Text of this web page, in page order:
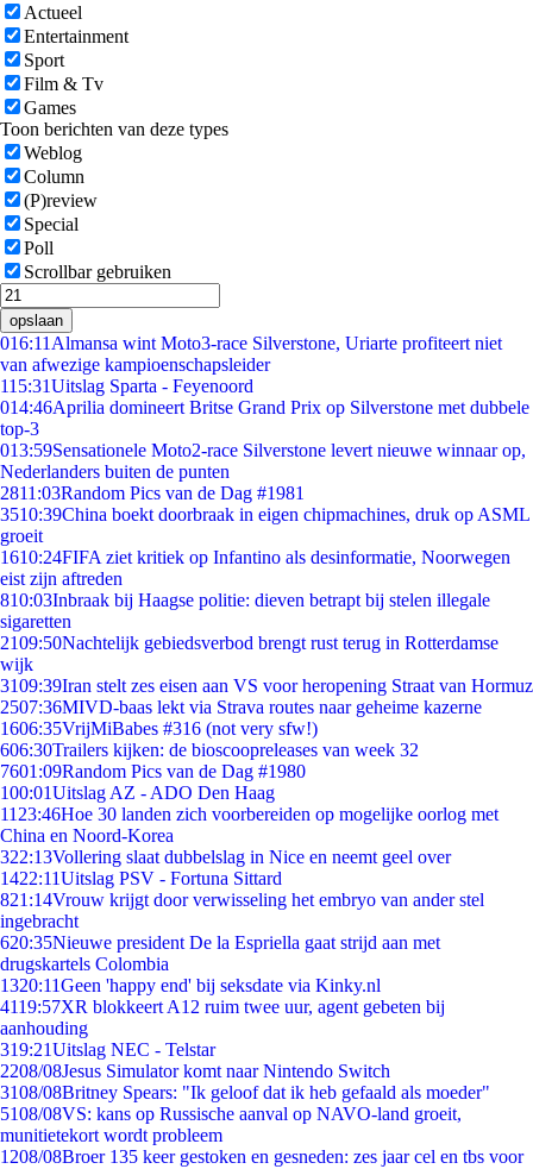
Actueel
Entertainment
Sport
Film & Tv
Games
Toon berichten van deze types
Weblog
Column
(P)review
Special
Poll
Scrollbar gebruiken
opslaan
016:11 Almansa wint Moto3-race Silverstone, Uriarte profiteert niet
van afwezige kampioenschapsleider
115:31Uitslag Sparta - Feyenoord
014:46Aprilia domineert Britse Grand Prix op Silverstone met dubbele
top-3
013:59Sensationele Moto2-race Silverstone levert nieuwe winnaar op,
Nederlanders buiten de punten
2811:03Random Pics van de Dag #1981
3510:39China boekt doorbraak in eigen chipmachines, druk op ASML
groeit
1610:24FIFA ziet kritiek op Infantino als desinformatie, Noorwegen
eist zijn aftreden
810:03Inbraak bij Haagse politie: dieven betrapt bij stelen illegale
sigaretten
2109:50Nachtelijk gebiedsverbod brengt rust terug in Rotterdamse
wijk
3109:39Iran stelt zes eisen aan VS voor heropening Straat van Hormuz
2507:36MIVD-baas lekt via Strava routes naar geheime kazerne
1606:35VrijMiBabes #316 (not very sfw!)
606:30Trailers kijken: de bioscoopreleases van week 32
7601:09Random Pics van de Dag #1980
100:01Uitslag AZ - ADO Den Haag
11 23:46Hoe 30 landen zich voorbereiden op mogelijke oorlog met
China en Noord-Korea
322:13Vollering slaat dubbelslag in Nice en neemt geel over
1422:11Uitslag PSV - Fortuna Sittard
821:14Vrouw krijgt door verwisseling het embryo van ander stel
ingebracht
620:35Nieuwe president De la Espriella gaat strijd aan met
drugskartels Colombia
1320:11Geen 'happy end' bij seksdate via Kinky.nl
4119:57XR blokkeert A12 ruim twee uur, agent gebeten bij
aanhouding
319:21Uitslag NEC - Telstar
2208/08Jesus Simulator komt naar Nintendo Switch
3108/08Britney Spears: "Ik geloof dat ik heb gefaald als moeder"
5108/08VS: kans op Russische aanval op NAVO-land groeit,
munitietekort wordt probleem
1208/08Broer 135 keer gestoken en gesneden: zes jaar cel en tbs voor